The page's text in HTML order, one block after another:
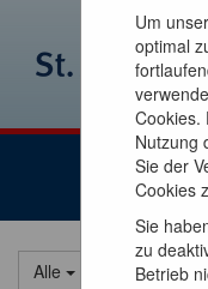
Um
optimal
Cookies.
Nutzung
Sie der
Cookies
Sie
zu
Betrieb
Alle